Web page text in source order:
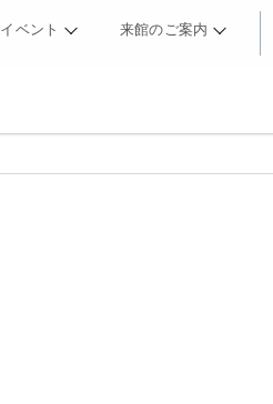
イベント 来館のご案内